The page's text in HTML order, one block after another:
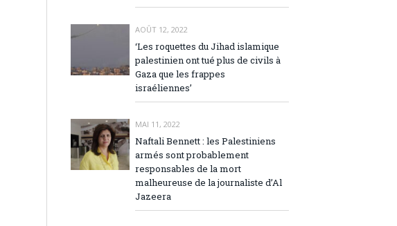
AOÛT 12, 2022
‘Les roquettes du Jihad islamique
palestinien ont tué plus de civils à
Gaza que les frappes
israéliennes’
MAI 11, 2022
Naftali Bennett : les Palestiniens
armés sont probablement
responsables de la mort
malheureuse de la journaliste d’Al
Jazeera